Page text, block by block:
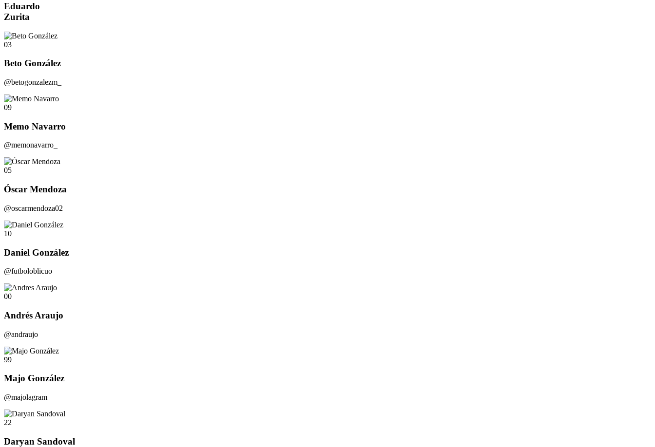
Eduardo
Zurita
03
Beto González
@betogonzalezm_
09
Memo Navarro
@memonavarro_
05
Óscar Mendoza
@oscarmendoza02
10
Daniel González
@futboloblicuo
00
Andrés Araujo
@andraujo
99
Majo González
@majolagram
22
Daryan Sandoval